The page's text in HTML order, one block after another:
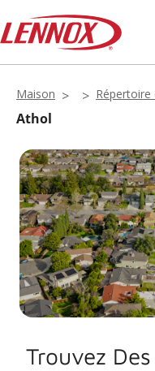
Maison Répertoire
Athol
Trouvez